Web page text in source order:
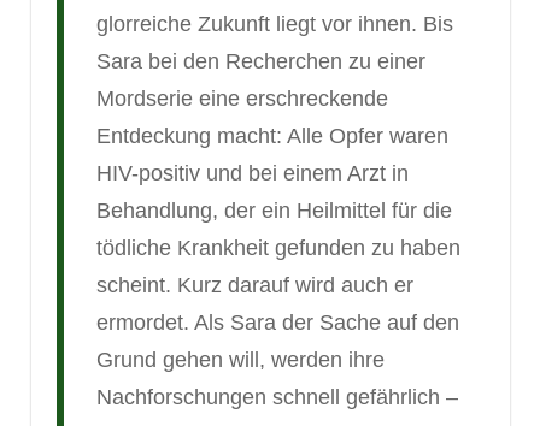
glorreiche Zukunft liegt vor ihnen. Bis
Sara bei den Recherchen zu einer
Mordserie eine erschreckende
Entdeckung macht: Alle Opfer waren
HIV-positiv und bei einem Arzt in
Behandlung, der ein Heilmittel für die
tödliche Krankheit gefunden zu haben
scheint. Kurz darauf wird auch er
ermordet. Als Sara der Sache auf den
Grund gehen will, werden ihre
Nachforschungen schnell gefährlich –